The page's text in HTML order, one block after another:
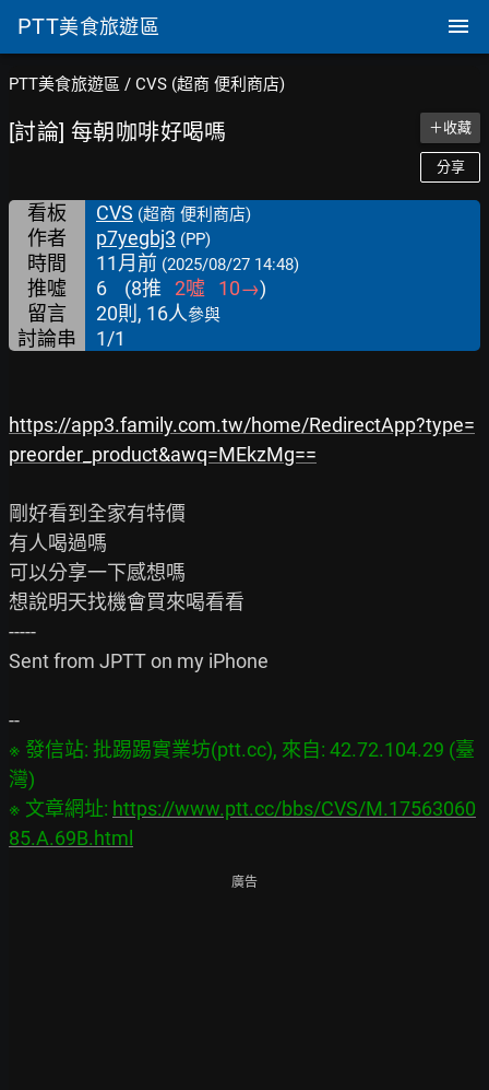
PTT美食旅遊區
PTT美食旅遊區 / CVS (超商 便利商店)
[討論] 每朝咖啡好喝嗎 ＋收藏
分享
看板 CVS (超商 便利商店)
作者 p7yegbj3 (PP)
時間 11月前 (2025/08/27 14:48)
推噓 6 (8推 2噓 10→)
留言
20則, 16人參與
討論串 1/1
https://app3.family.com.tw/home/RedirectApp?type=
preorder_product&awq=MEkzMg==
剛好看到全家有特價
有人喝過嗎
可以分享一下感想嗎
想說明天找機會買來喝看看
-----
Sent from JPTT on my iPhone
※ 發信站: 批踢踢實業坊(ptt.cc), 來自: 42.72.104.29 (臺
灣)
※ 文章網址: https://www.ptt.cc/bbs/CVS/M.17563060
85.A.69B.html
廣告